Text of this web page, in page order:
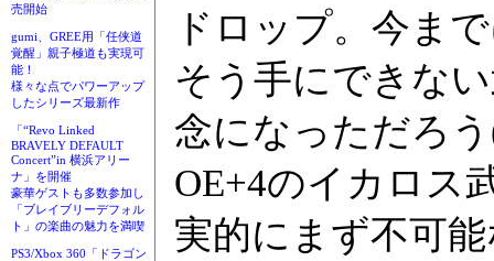
売開始
gumi、GREE用「任侠道
覚醒」親子極道も実現可
能！
様々な点でパワーアップ
したシリーズ最新作
「“Revo Linked
BRAVELY DEFAULT
Concert”in 横浜アリー
ナ」を開催
豪華ゲストも多数参加し
「ブレイブリーデフォル
ト」の楽曲の魅力を満喫
PS3/Xbox 360「ドラゴン
ドロップ。今ま
そう手にできな
念になっただろ
OE+4のイカロス
実的にまず不可